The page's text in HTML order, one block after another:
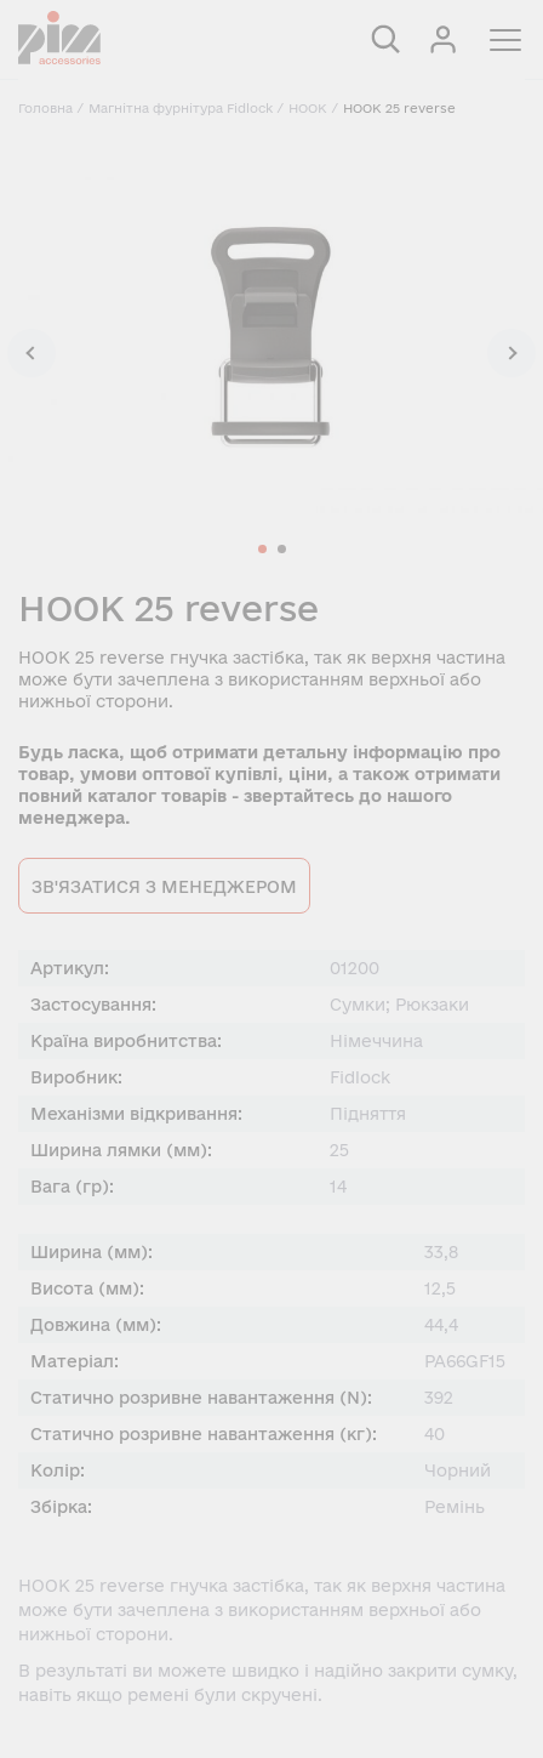
Головна / Магнітна фурнітура Fidlock / HOOK / HOOK 25 reverse
HOOK 25 reverse
HOOK 25 reverse гнучка застібка, так як верхня частина
може бути зачеплена з використанням верхньої або
нижньої сторони.
Будь ласка, щоб отримати детальну інформацію про
товар, умови оптової купівлі, ціни, а також отримати
повний каталог товарів - звертайтесь до нашого
менеджера.
ЗВ'ЯЗАТИСЯ З МЕНЕДЖЕРОМ
Артикул:
01200
Застосування:
Сумки; Рюкзаки
Країна виробнитства:
Німеччина
Виробник:
Fidlock
Механізми відкривання:
Підняття
Ширина лямки (мм):
25
Вага (гр):
14
Ширина (мм):
33,8
Висота (мм):
12,5
Довжина (мм):
44,4
Матеріал:
PA66GF15
Статично розривне навантаження (N):
392
Статично розривне навантаження (кг):
40
Колір:
Чорний
Збірка:
Ремінь
HOOK 25 reverse гнучка застібка, так як верхня частина
може бути зачеплена з використанням верхньої або
нижньої сторони.
В результаті ви можете швидко і надійно закрити сумку,
навіть якщо ремені були скручені.